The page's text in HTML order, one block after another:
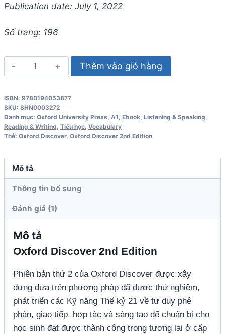
Publication date: July 1, 2022
Số trang: 196
Oxford
Discover
1
Student
Book
Edition
số
lượng
Thêm vào giỏ hàng
ISBN: 9780194053877
SKU: SHN0003272
Danh mục: Oxford University Press, A1, Ebook, Listening & Speaking,
Reading & Writing, Tiểu học, Vocabulary
Thẻ: Oxford Discover, Oxford Discover 2nd Edition
Mô tả
Thông tin bổ sung
Đánh giá (1)
Mô tả
Oxford Discover 2nd Edition
Phiên bản thứ 2 của Oxford Discover được xây
dựng dựa trên phương pháp đã được thử nghiệm,
phát triển các Kỹ năng Thế kỷ 21 về tư duy phê
phán, giao tiếp, hợp tác và sáng tạo để chuẩn bị cho
học sinh đạt được thành công trong tương lai ở cấp